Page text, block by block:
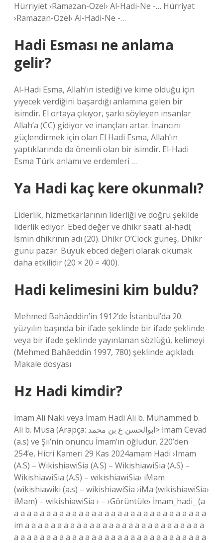
Hürriyiet ›Ramazan-Ozel› Al-Hadi-Ne -… Hürriyat
›Ramazan-Ozel› Al-Hadi-Ne -…
Hadi Esması ne anlama
gelir?
Al-Hadi Esma, Allah’ın istediği ve kime olduğu için
yiyecek verdiğini başardığı anlamına gelen bir
isimdir. El ortaya çıkıyor, şarkı söyleyen insanlar
Allah’a (CC) gidiyor ve inançları artar. İnancını
güçlendirmek için olan El Hadi Esma, Allah’ın
yaptıklarında da önemli olan bir isimdir. El-Hadi
Esma Türk anlamı ve erdemleri …
Ya Hadi kaç kere okunmalı?
Liderlik, hizmetkarlarının liderliği ve doğru şekilde
liderlik ediyor. Ebed değer ve dhikr saati: al-hadi;
İsmin dhikrının adı (20). Dhikr O’Clock güneş, Dhikr
günü pazar. Büyük ebced değeri olarak okumak
daha etkilidir (20 × 20 = 400).
Hadi kelimesini kim buldu?
Mehmed Bahâeddin’in 1912’de İstanbul’da 20.
yüzyılın başında bir ifade şeklinde bir ifade şeklinde
veya bir ifade şeklinde yayınlanan sözlüğü, kelimeyi
(Mehmed Bahâeddin 1997, 780) şeklinde açıkladı.
Makale dosyası
Hz Hadi kimdir?
İmam Ali Naki veya İmam Hadi Ali b. Muhammed b.
Ali b. Musa (Arapça: ابوالحسن ع بن محمد> İmam Cevad
(a.s) ve Şii’nin onuncu İmam’ın oğludur. 220’den
254’e, Hicri Kameri 29 Kas 2024amam Hadi ›Imam
(A.S) – WikishiawiSia (A.S) – WikishiawiSia (A.S) –
WikishiawiSia (A.S) – wikishiawiSia› iMam
(wikishiawiki (a.s) – wikishiawiSia ›iMa (wikishiawiSia›
iMam) – wikishiawiSia › – ›Görüntüle› İmam_hadi_ (a
a a a a a a a a a a a a a a a a a a a a a a a a a a a a a a
im a a a a a a a a a a a a a a a a a a a a a a a a a a a a
a a a a a a a a a a a a a a a a a a a a a a a a a a a a a a